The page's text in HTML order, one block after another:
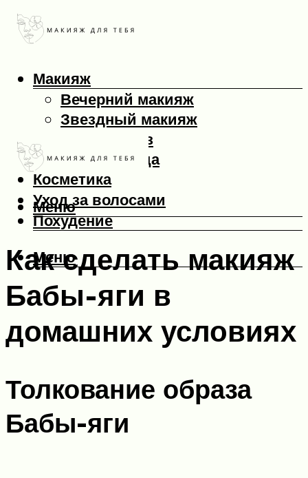
Макияж
Вечерний макияж
Звездный макияж
Макияж глаз
Макияж лица
Косметика
Уход за волосами
Похудение
Меню
Меню
Как сделать макияж
Бабы-яги в
домашних условиях
Толкование образа
Бабы-яги